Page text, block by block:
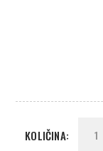
KOLIČINA: